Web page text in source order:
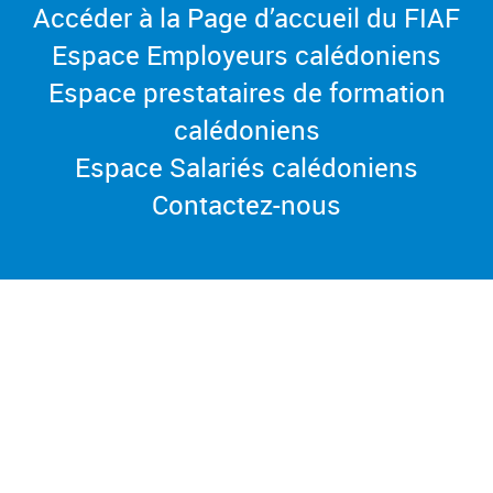
Accéder à la Page d’accueil du FIAF
Espace Employeurs calédoniens
Espace prestataires de formation
calédoniens
Espace Salariés calédoniens
Contactez-nous